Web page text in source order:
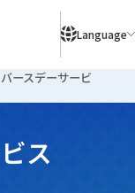
ス
Language
バースデーサービ